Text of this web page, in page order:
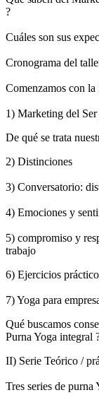
?
Cuáles son sus
Cronograma del
Comenzamos con
1) Marketing del Ser
De qué se trata
2) Distinciones
3) Conversatorio:
4) Emociones y
5) compromiso y
trabajo
6) Ejercicios
7) Yoga para
Qué buscamos
Purna Yoga integral
II) Serie Teórico /
Tres series de